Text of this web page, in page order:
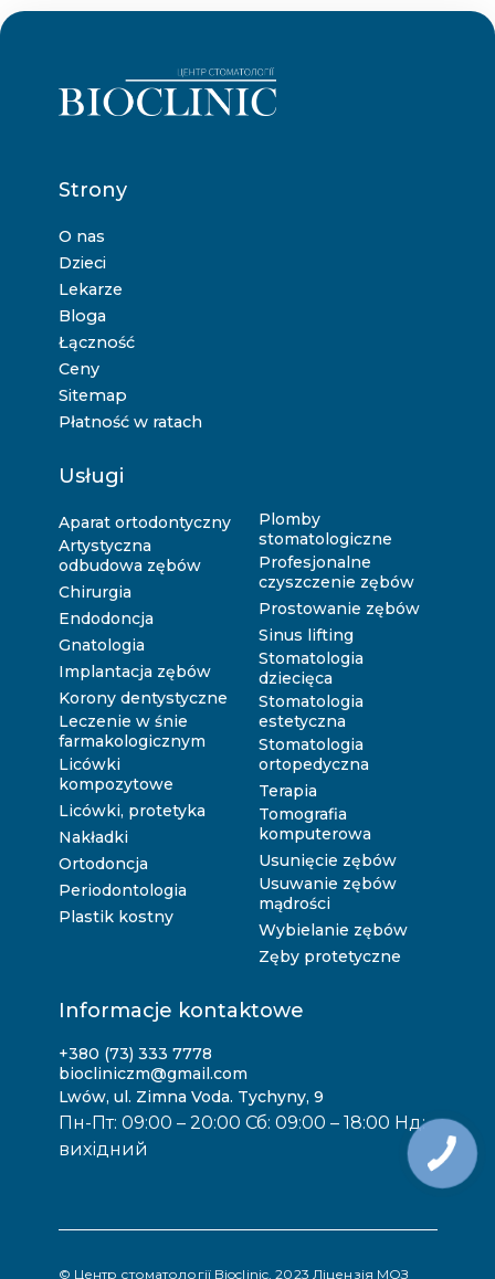
Strony
O nas
Dzieci
Lekarze
Bloga
Łączność
Ceny
Sitemap
Płatność w ratach
Usługi
Aparat ortodontyczny
Artystyczna
odbudowa zębów
Chirurgia
Endodoncja
Gnatologia
Implantacja zębów
Korony dentystyczne
Leczenie w śnie
farmakologicznym
Licówki
kompozytowe
Licówki, protetyka
Nakładki
Ortodoncja
Periodontologia
Plastik kostny
Plomby
stomatologiczne
Profesjonalne
czyszczenie zębów
Prostowanie zębów
Sinus lifting
Stomatologia
dziecięca
Stomatologia
estetyczna
Stomatologia
ortopedyczna
Terapia
Tomografia
komputerowa
Usunięcie zębów
Usuwanie zębów
mądrości
Wybielanie zębów
Zęby protetyczne
Informacje kontaktowe
+380 (73) 333 7778
biocliniczm@gmail.com
Lwów, ul. Zimna Voda. Tychyny, 9
Пн-Пт: 09:00 – 20:00 Сб: 09:00 – 18:00 Нд:
вихідний
© Центр стоматології Bioclinic, 2023 Ліцензія МОЗ